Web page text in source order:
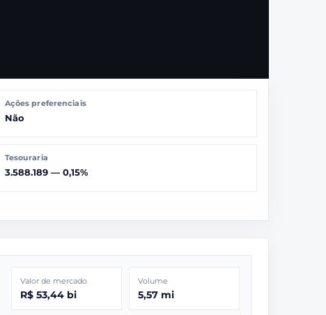
Ações preferenciais
Não
Tesouraria
3.588.189 — 0,15%
Valor de mercado
R$ 53,44 bi
Volume
5,57 mi